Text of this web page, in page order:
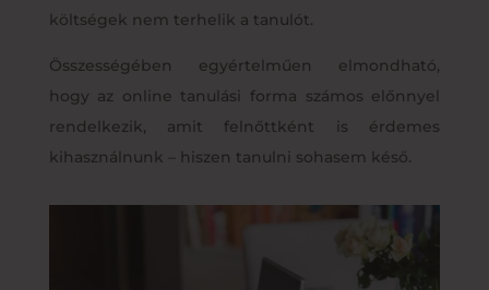
költségek nem terhelik a tanulót.
Összességében egyértelműen elmondható,
hogy az online tanulási forma számos előnnyel
rendelkezik, amit felnőttként is érdemes
kihasználnunk – hiszen tanulni sohasem késő.